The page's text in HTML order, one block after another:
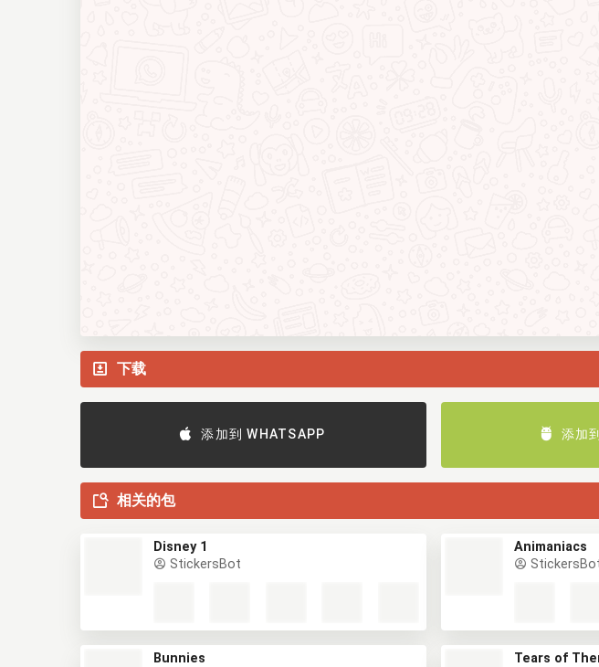
下载
添加到 WHATSAPP 添加
相关的包
Disney 1
StickersBot
Animaniacs
Bunnies
Tears of